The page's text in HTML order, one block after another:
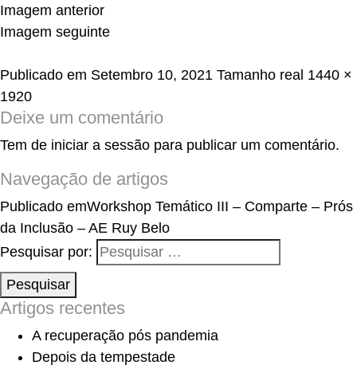
Imagem anterior
Imagem seguinte
Publicado em Setembro 10, 2021 Tamanho real 1440 ×
1920
Deixe um comentário
Tem de iniciar a sessão para publicar um comentário.
Navegação de artigos
Publicado emWorkshop Temático III – Comparte – Prós
da Inclusão – AE Ruy Belo
Pesquisar por:
Pesquisar
Artigos recentes
A recuperação pós pandemia
Depois da tempestade